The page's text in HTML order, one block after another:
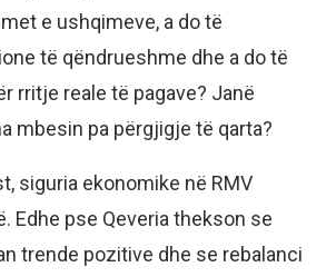
e ushqimeve, a do të
të qëndrueshme dhe a do të
rritje reale të pagave? Janë
mbesin pa përgjigje të qarta?
siguria ekonomike në RMV
Edhe pse Qeveria thekson se
trende pozitive dhe se rebalanci